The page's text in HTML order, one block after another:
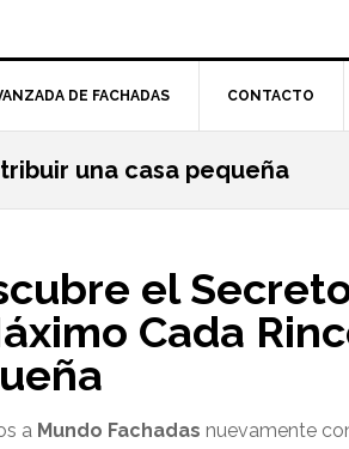
DE FACHADAS CONTACTO
una casa pequeña
el
Cada
a Mundo Fachadas nuevamente